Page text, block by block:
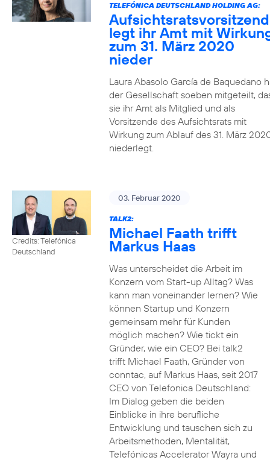
TELEFÓNICA DEUTSCHLAND HOLDING AG:
legt ihr Amt mit
zum 31. März 2020
nieder
Laura Abasolo García de Baquedano
der Gesellschaft soeben mitgeteilt,
sie ihr Amt als Mitglied und als
Vorsitzende des Aufsichtsrats mit
Wirkung zum Ablauf des 31. März
niederlegt.
Credits: Telefónica
Deutschland
03. Februar 2020
TALK2:
Michael Faath trifft
Markus Haas
Was unterscheidet die Arbeit im
Konzern vom Start-up Alltag? Was
kann man voneinander lernen? Wie
können Startup und Konzern
gemeinsam mehr für Kunden
möglich machen? Wie tickt ein
Gründer, wie ein CEO? Bei talk2
trifft Michael Faath, Gründer von
conntac, auf Markus Haas, seit 2017
CEO von Telefonica Deutschland:
Im Dialog geben die beiden
Einblicke in ihre berufliche
Entwicklung und tauschen sich zu
Arbeitsmethoden, Mentalität,
Telefónicas Accelerator Wayra und